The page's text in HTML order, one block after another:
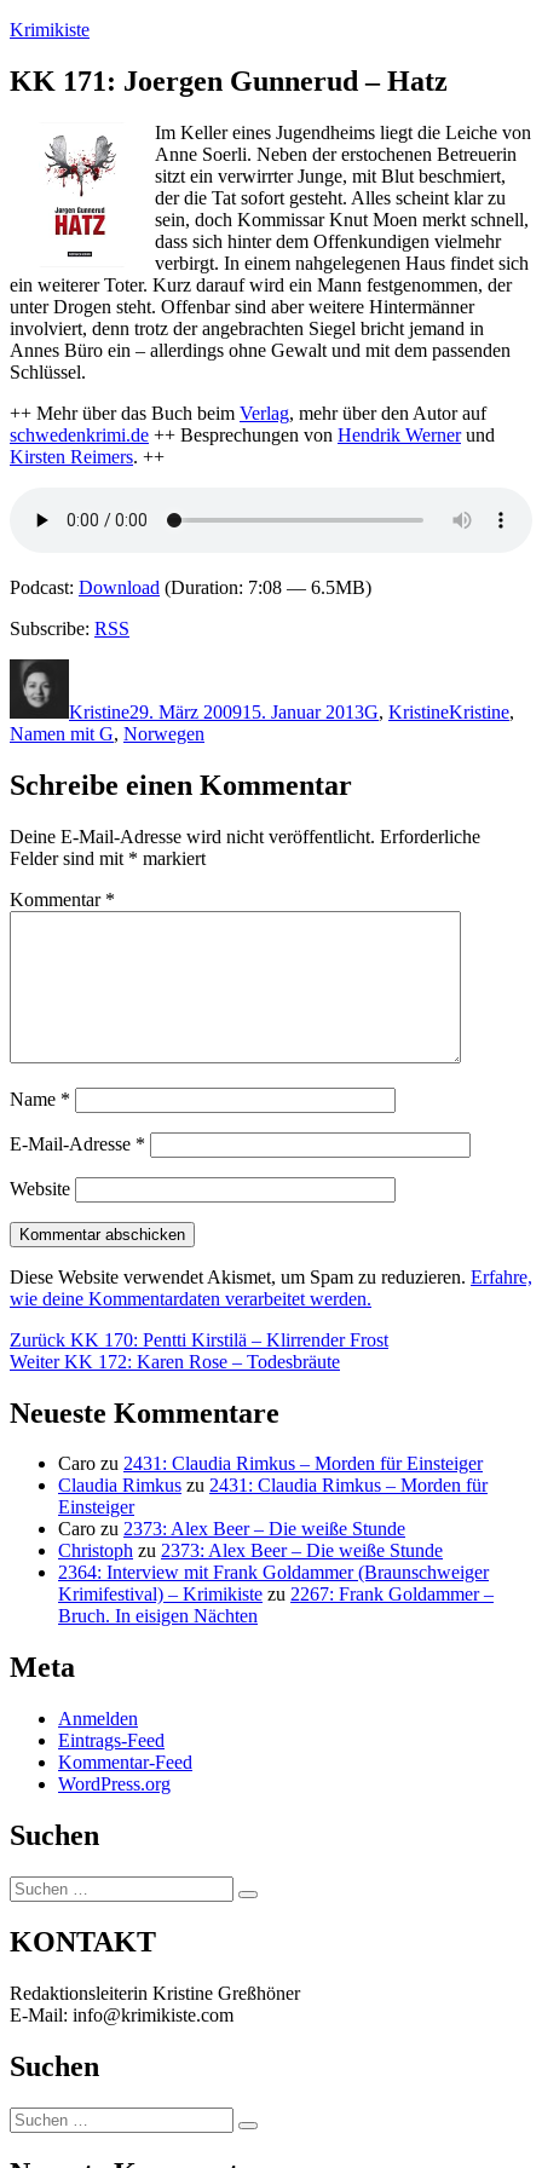
Zum
springen
Krimikiste
KK 171: Joergen Gunnerud – Hatz
Im Keller eines Jugendheims liegt die Leiche von
Anne Soerli. Neben der erstochenen Betreuerin
sitzt ein verwirrter Junge, mit Blut beschmiert,
der die Tat sofort gesteht. Alles scheint klar zu
sein, doch Kommissar Knut Moen merkt schnell,
dass sich hinter dem Offenkundigen vielmehr
verbirgt. In einem nahgelegenen Haus findet sich
ein weiterer Toter. Kurz darauf wird ein Mann festgenommen, der
unter Drogen steht. Offenbar sind aber weitere Hintermänner
involviert, denn trotz der angebrachten Siegel bricht jemand in
Annes Büro ein – allerdings ohne Gewalt und mit dem passenden
Schlüssel.
++ Mehr über das Buch beim Verlag, mehr über den Autor auf
schwedenkrimi.de ++ Besprechungen von Hendrik Wernerund
Kirsten Reimers. ++
Podcast: Download (Duration: 7:08 — 6.5MB)
Subscribe: RSS
Kristine29. März 200915. Januar 2013G, KristineKristine,
Namen mit G, Norwegen
Schreibe einen Kommentar
Deine E-Mail-Adresse wird nicht veröffentlicht. Erforderliche
Felder sind mit * markiert
Kommentar *
Name *
E-Mail-Adresse *
Website
Diese Website verwendet Akismet, um Spam zu reduzieren. Erfahre,
wie deine Kommentardaten verarbeitet werden.
Beitragsnavigation
Zurück Vorheriger
Beitrag:
KK 170: Pentti Kirstilä – Klirrender Frost
Weiter Nächster
KK 172: Karen Rose – Todesbräute
Neueste Kommentare
Caro zu 2431: Claudia Rimkus – Morden für Einsteiger
Claudia Rimkus zu 2431: Claudia Rimkus – Morden für
Einsteiger
Caro zu 2373: Alex Beer – Die weiße Stunde
Christoph zu 2373: Alex Beer – Die weiße Stunde
2364: Interview mit Frank Goldammer (Braunschweiger
Krimifestival) – Krimikiste zu 2267: Frank Goldammer –
Bruch. In eisigen Nächten
Meta
Anmelden
Eintrags-Feed
Kommentar-Feed
WordPress.org
Suchen
Suchen
nach:
Suchen
KONTAKT
Redaktionsleiterin Kristine Greßhöner
E-Mail: info@krimikiste.com
Suchen
Suchen
nach:
Suchen